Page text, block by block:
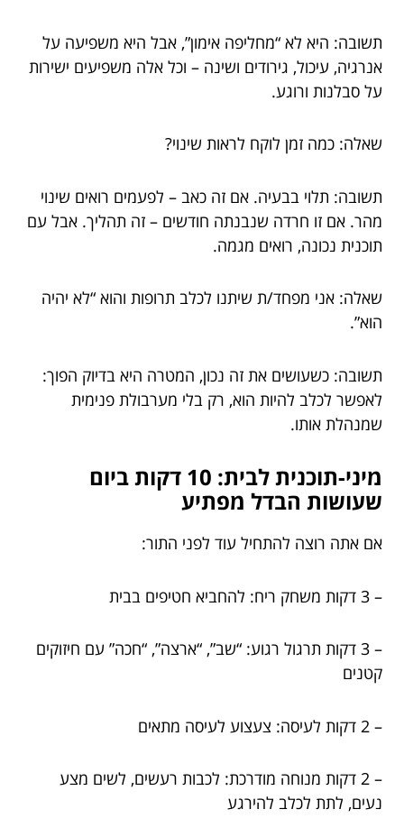
תשובה: היא לא “מחליפה אימון”, אבל היא משפיעה על
אנרגיה, עיכול, גירודים ושינה – וכל אלה משפיעים ישירות
על סבלנות ורוגע.
שאלה: כמה זמן לוקח לראות שינוי?
תשובה: תלוי בבעיה. אם זה כאב – לפעמים רואים שינוי
מהר. אם זו חרדה שנבנתה חודשים – זה תהליך. אבל עם
תוכנית נכונה, רואים מגמה.
שאלה: אני מפחד/ת שיתנו לכלב תרופות והוא “לא יהיה
הוא”.
תשובה: כשעושים את זה נכון, המטרה היא בדיוק הפוך:
לאפשר לכלב להיות הוא, רק בלי מערבולת פנימית
שמנהלת אותו.
מיני-תוכנית לבית: 10 דקות ביום
שעושות הבדל מפתיע
אם אתה רוצה להתחיל עוד לפני התור:
– 3 דקות משחק ריח: להחביא חטיפים בבית
– 3 דקות תרגול רגוע: “שב”, “ארצה”, “חכה” עם חיזוקים
קטנים
– 2 דקות לעיסה: צעצוע לעיסה מתאים
– 2 דקות מנוחה מודרכת: לכבות רעשים, לשים מצע
נעים, לתת לכלב להירגע